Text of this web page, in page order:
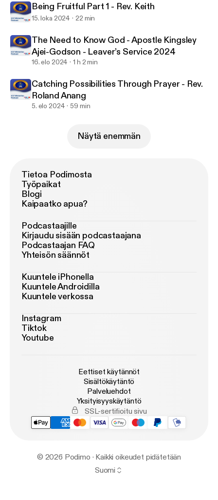
Being Fruitful Part 1 - Rev. Keith
15. loka 2024 22 min
The Need to Know God - Apostle Kingsley
Ajei-Godson - Leaver’s Service 2024
16. elo 2024 1 h 2 min
Catching Possibilities Through Prayer - Rev.
Roland Anang
5. elo 2024 59 min
Näytä enemmän
Tietoa Podimosta
Työpaikat
Blogi
Kaipaatko apua?
Podcastaajille
Kirjaudu sisään podcastaajana
Podcastaajan FAQ
Yhteisön säännöt
Kuuntele iPhonella
Kuuntele Androidilla
Kuuntele verkossa
Instagram
Tiktok
Youtube
Eettiset käytännöt
Sisältökäytäntö
Palveluehdot
Yksityisyyskäytäntö
SSL-sertifioitu sivu
© 2026 Podimo · Kaikki oikeudet pidätetään
Suomi